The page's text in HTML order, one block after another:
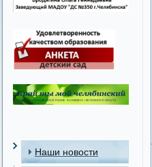
Наши новости